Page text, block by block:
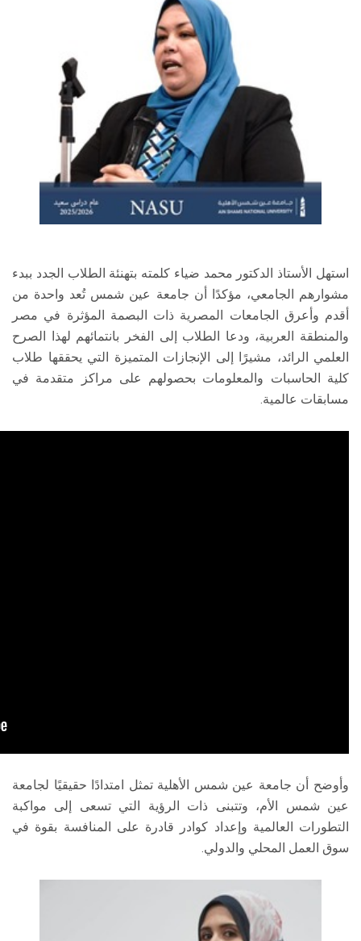
استهل الأستاذ الدكتور محمد ضياء كلمته بتهنئة الطلاب الجدد ببدء
مشوارهم الجامعي، مؤكدًا أن جامعة عين شمس تُعد واحدة من
أقدم وأعرق الجامعات المصرية ذات البصمة المؤثرة في مصر
والمنطقة العربية، ودعا الطلاب إلى الفخر بانتمائهم لهذا الصرح
العلمي الرائد، مشيرًا إلى الإنجازات المتميزة التي يحققها طلاب
كلية الحاسبات والمعلومات بحصولهم على مراكز متقدمة في
مسابقات عالمية.
وأوضح أن جامعة عين شمس الأهلية تمثل امتدادًا حقيقيًا لجامعة
عين شمس الأم، وتتبنى ذات الرؤية التي تسعى إلى مواكبة
التطورات العالمية وإعداد كوادر قادرة على المنافسة بقوة في
سوق العمل المحلي والدولي.